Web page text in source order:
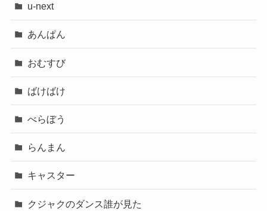
u-next
あんぱん
おむすび
ばけばけ
べらぼう
らんまん
キャスター
クジャクのダンス誰が見た